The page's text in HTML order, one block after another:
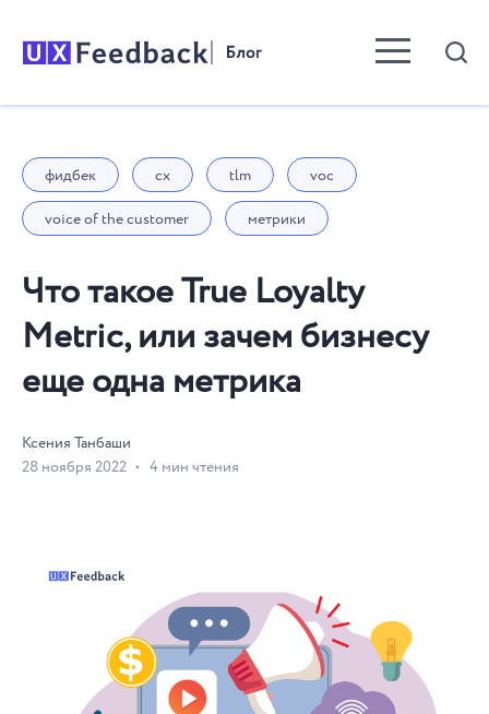
Menu toggle
фидбек cx tlm
voc
voice of the customer
метрики
Что такое True Loyalty
Metric, или зачем бизнесу
еще одна метрика
Ксения Танбаши
28 ноября 2022
4 мин чтения